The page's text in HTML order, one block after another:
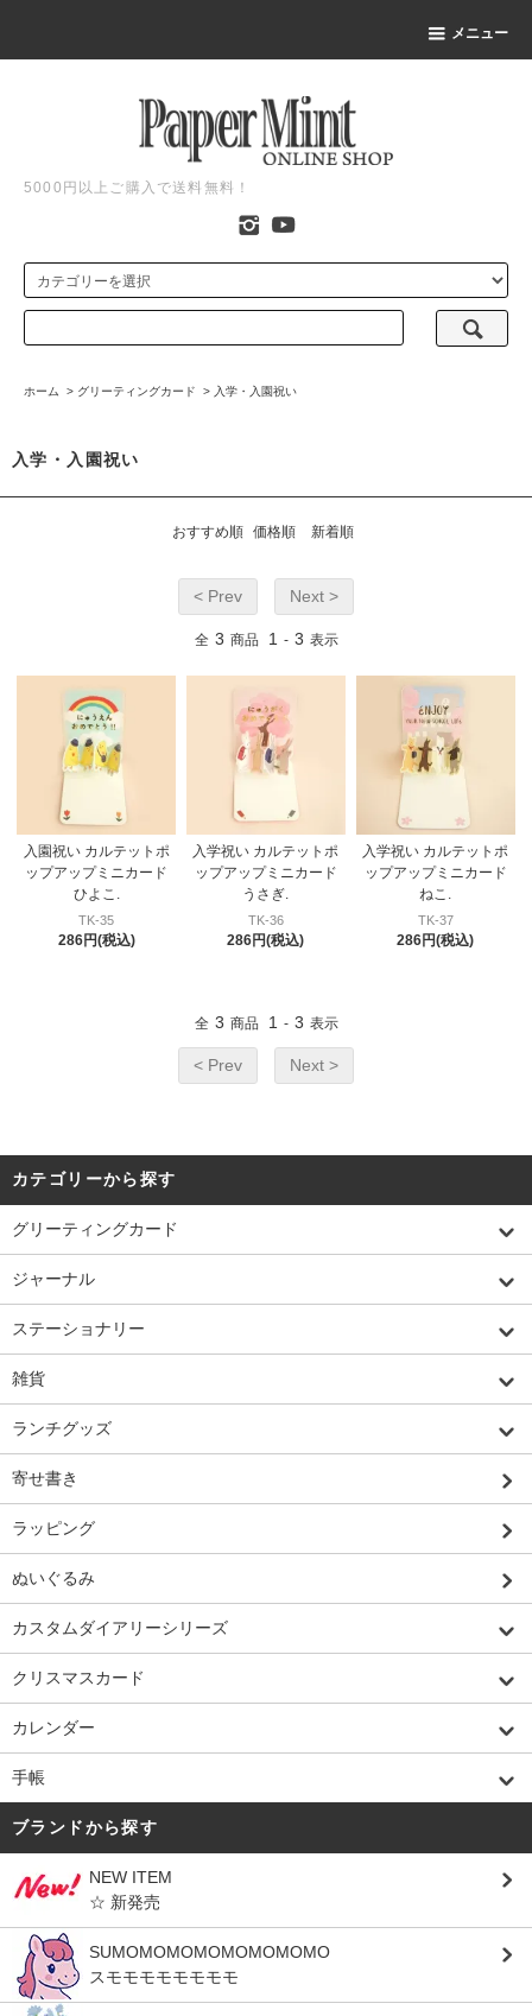
メニュー
5000円以上ご購入で送料無料！
ホーム > グリーティングカード > 入学・入園祝い
入学・入園祝い
おすすめ順 価格順 新着順
< Prev Next >
全 3 商品 1 - 3 表示
入園祝い カルテットポ
ップアップミニカード
ひよこ.
TK-35
286円(税込)
入学祝い カルテットポ
ップアップミニカード
うさぎ.
TK-36
286円(税込)
入学祝い カルテットポ
ップアップミニカード
ねこ.
TK-37
286円(税込)
全 3 商品 1 - 3 表示
< Prev Next >
カテゴリーから探す
グリーティングカード
ジャーナル
ステーショナリー
雑貨
ランチグッズ
寄せ書き
ラッピング
ぬいぐるみ
カスタムダイアリーシリーズ
クリスマスカード
カレンダー
手帳
ブランドから探す
NEW ITEM
☆ 新発売
SUMOMOMOMOMOMOMOMO
スモモモモモモモモ